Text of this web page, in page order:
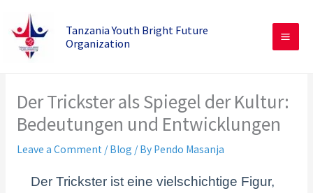
content
Tanzania Youth Bright Future
Organization
Der Trickster als Spiegel der Kultur:
Bedeutungen und Entwicklungen
Leave a Comment / Blog / By Pendo Masanja
Der Trickster ist eine vielschichtige Figur,